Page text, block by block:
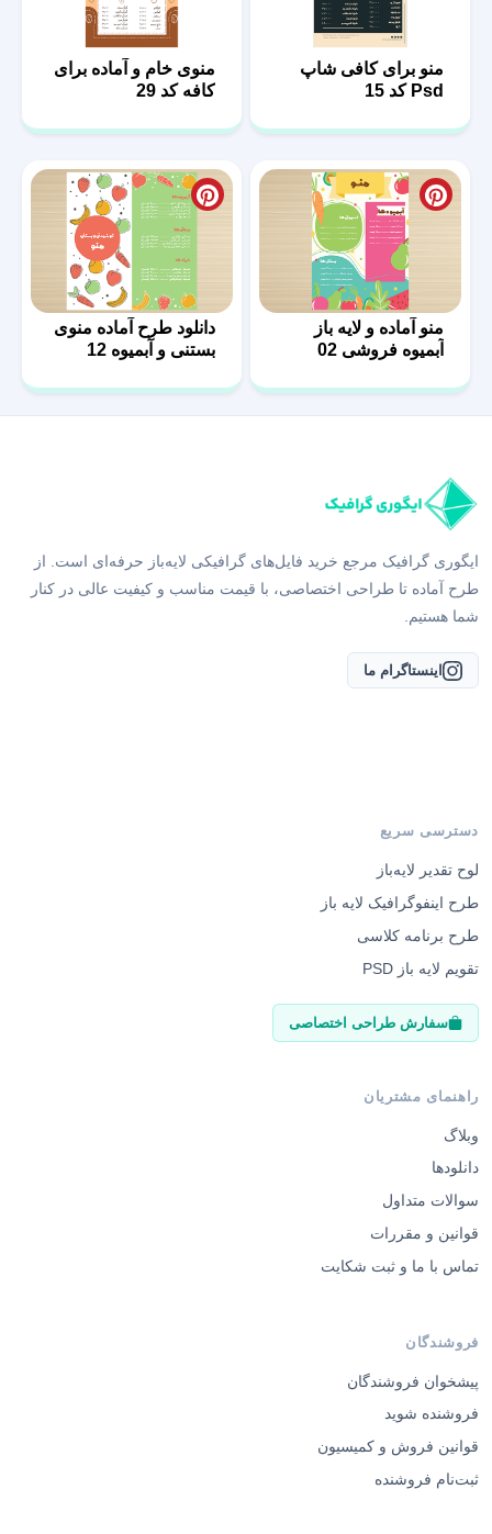
منو برای کافی شاپ
Psd کد 15
منوی خام و آماده برای
کافه کد 29
منو آماده و لایه باز
آبمیوه فروشی 02
دانلود طرح آماده منوی
بستنی و آبمیوه 12
طرح آماده تا طراحی اختصاصی، با قیمت مناسب و کیفیت عالی در کنار
شما هستیم.
اینستاگرام ما
طرح اینفوگرافیک لایه باز
طرح برنامه کلاسی
تقویم لایه باز PSD
سفارش طراحی اختصاصی
دانلودها
سوالات متداول
قوانین و مقررات
تماس با ما و ثبت شکایت
فروشنده شوید
قوانین فروش و کمیسیون
ثبت‌نام فروشنده